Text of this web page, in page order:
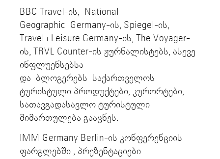
BBC Travel-ის, National
Geographic Germany-ის, Spiegel-ის,
Travel+Leisure Germany-ის, The Voyager-
ის, TRVL Counter-ის ჟურნალისტებს, ასევე
ინფლუენსებსა
და ბლოგერებს საქართველოს
ტურისტული პროდუქტები, კურორტები,
სათავგადასავლო ტურისტული
მიმართულება გააცნეს.
IMM Germany Berlin-ის კონფერენციის
ფარგლებში , პრეზენტაციები